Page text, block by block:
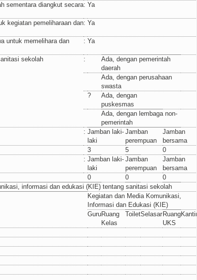
sementara diangkut secara: Ya
kegiatan pemeliharaan dan: Ya
untuk memelihara dan
: Ya
sekolah :
Ada, dengan pemerintah
daerah
Ada, dengan perusahaan
swasta
?
Ada, dengan
puskesmas
Ada, dengan lembaga non-
pemerintah
: Jamban laki-
laki
Jamban
perempuan
Jamban
bersama
3
5
0
: Jamban laki-
laki
Jamban
perempuan
Jamban
bersama
0
0
0
informasi dan edukasi (KIE) tentang sanitasi sekolah
Kegiatan dan Media Komunikasi,
Informasi dan Edukasi (KIE)
GuruRuang
Kelas
ToiletSelasarRuang
UKS
Kantin